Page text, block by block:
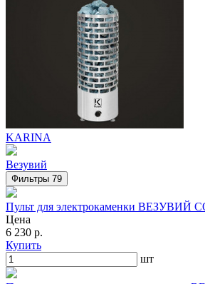
KARINA
Везувий
Фильтры 79
Пульт для электрокаменки ВЕЗУВИЙ
Цена
6 230 р.
Купить
шт